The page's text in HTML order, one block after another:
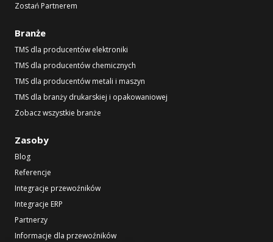
Zostań Partnerem
Branże
TMS dla producentów elektroniki
TMS dla producentów chemicznych
TMS dla producentów metali i maszyn
TMS dla branży drukarskiej i opakowaniowej
Zobacz wszystkie branże
Zasoby
Blog
Referencje
Integracje przewoźników
Integracje ERP
Partnerzy
Informacje dla przewoźników